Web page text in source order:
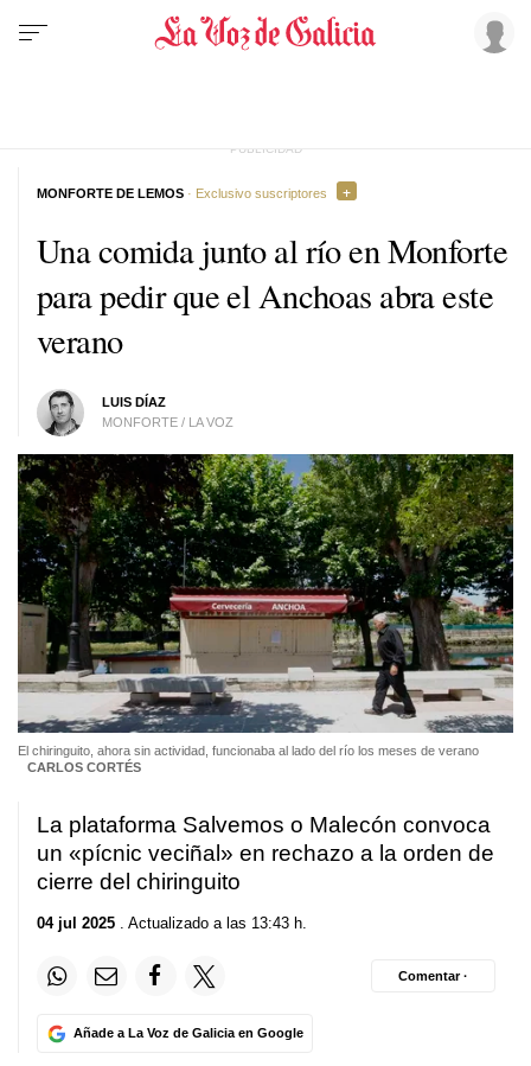
Una comida junto al río en Monforte
para pedir que el Anchoas abra este
verano
LUIS DÍAZ
MONFORTE / LA VOZ
MONFORTE DE LEMOS · Exclusivo suscriptores
El chiringuito, ahora sin actividad, funcionaba al lado del río los meses de verano
CARLOS CORTÉS
La plataforma Salvemos o Malecón convoca
un «pícnic veciñal» en rechazo a la orden de
cierre del chiringuito
04 jul 2025 . Actualizado a las 13:43 h.
Añade a La Voz de Galicia en Google
Comentar ·